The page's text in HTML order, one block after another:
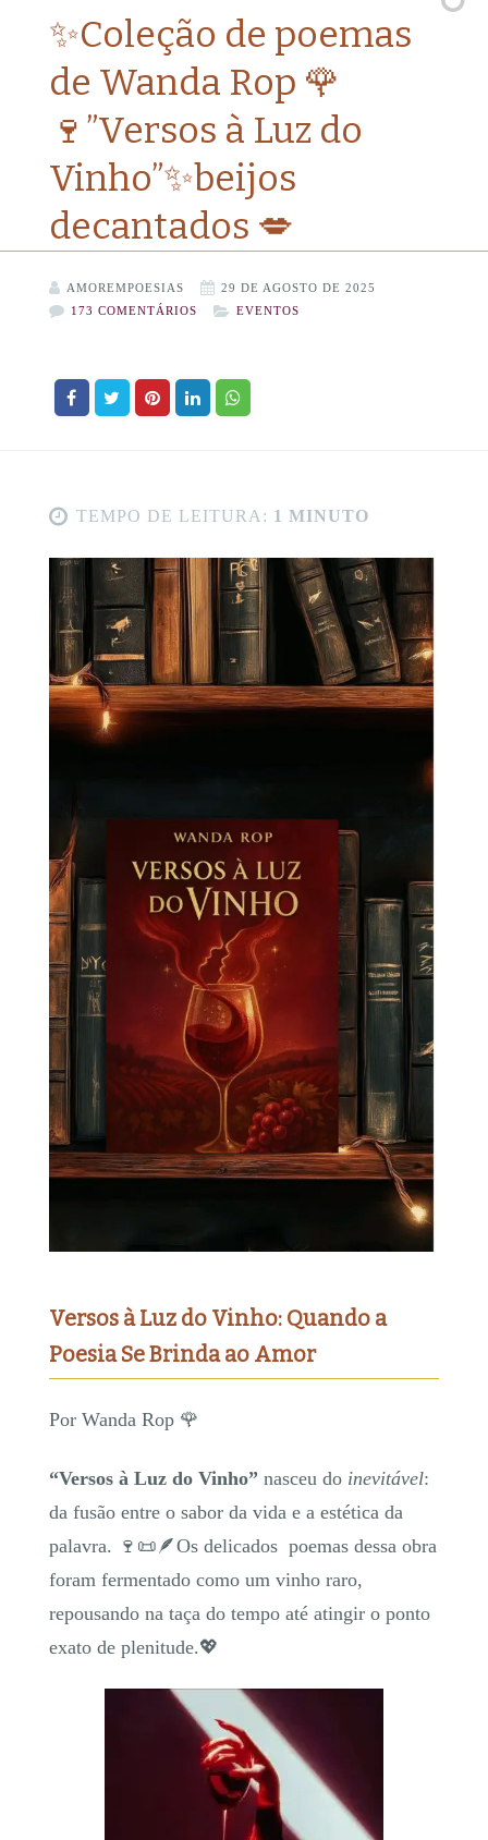
✨Coleção de poemas
de Wanda Rop 🌹
🍷”Versos à Luz do
Vinho”✨beijos
decantados 💋
AMOREMPOESIAS
29 DE AGOSTO DE 2025
173 COMENTÁRIOS
EVENTOS
TEMPO DE LEITURA: 1 MINUTO
Versos à Luz do Vinho: Quando a
Poesia Se Brinda ao Amor
Por Wanda Rop 🌹
“Versos à Luz do Vinho” nasceu do inevitável:
da fusão entre o sabor da vida e a estética da
palavra. 🍷📜🪶Os delicados poemas dessa obra
foram fermentado como um vinho raro,
repousando na taça do tempo até atingir o ponto
exato de plenitude.💖